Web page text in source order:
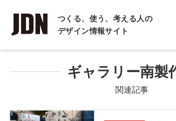
つくる、使う、考える人の
デザイン情報サイト
INTERVIEW
インタビュー
REPORT
COLUMN
ギャラリー南製
関連記事